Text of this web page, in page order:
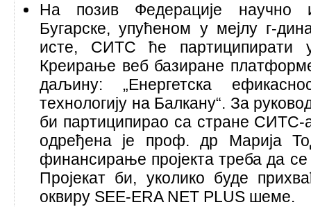
На позив Федерације научно
Бугарске, упућеном у мејлу г-
исте, СИТС ће партиципирати у
Креирање веб базиране
даљину: „Енергетска
технологију на Балкану“. За
би партиципирао са стране СИТС-а
одређена је проф. др Марија
финансирање пројекта треба да
Пројекат би, уколико буде
оквиру SEE-ERA NET PLUS шеме.